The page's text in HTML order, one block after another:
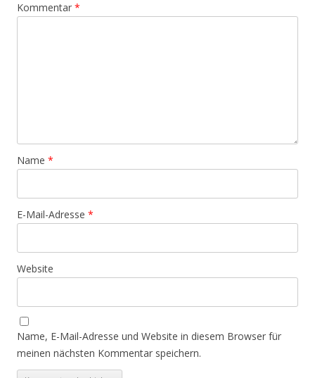
Kommentar *
Name *
E-Mail-Adresse *
Website
Name, E-Mail-Adresse und Website in diesem Browser für
meinen nächsten Kommentar speichern.